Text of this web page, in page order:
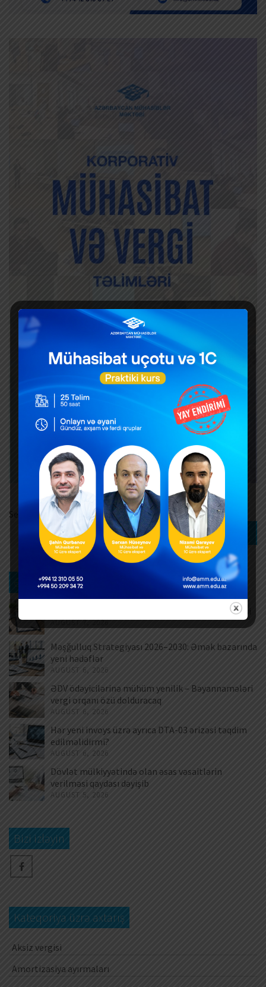
Search
Search
Ən son xəbərlər
Müntəzəm və daimi xidmətlərin rəsmiləşdirilməsi
AUGUST 7, 2026
Məşğulluq Strategiyası 2026–2030: Əmək bazarında
yeni hədəflər
AUGUST 6, 2026
ƏDV ödəyicilərinə mühüm yenilik – Bəyannamələri
vergi orqanı özü dolduracaq
AUGUST 6, 2026
Hər yeni invoys üzrə ayrıca DTA-03 ərizəsi təqdim
edilməlidirmi?
AUGUST 6, 2026
Dövlət mülkiyyətində olan əsas vəsaitlərin
verilməsi qaydası dəyişib
AUGUST 5, 2026
Bizi izləyin
Kateqoriya üzrə axtarış
Aksiz vergisi
Amortizasiya ayırmaları